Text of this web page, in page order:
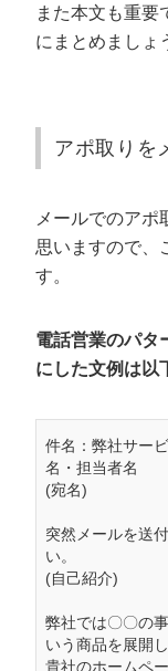
プロに無料相談をする
StockSun株式会社
都心丸善ビル7階
また本文も重要
にまとめましょ
アポ取りを
メールでのアポ
思いますので、
す。
電話営業のパタ
にした文例は以
件名：弊社サー
名・担当者名
(宛名)
突然メールを送
い。
(自己紹介)
弊社では〇〇の
いう商品を展開
貴社のホームペ